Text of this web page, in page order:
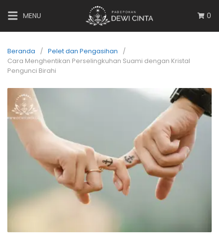
MENU 0
Beranda
Pelet dan Pengasihan
Cara Menghentikan Perselingkuhan Suami dengan Kristal
Pengunci Birahi